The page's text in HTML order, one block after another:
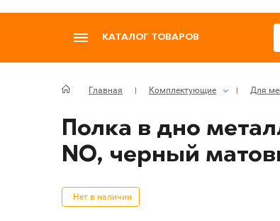
КАТАЛОГ ТОВАРОВ
Главная Комплектующие Для
Полка в дно
NO, черный
Нет в наличии